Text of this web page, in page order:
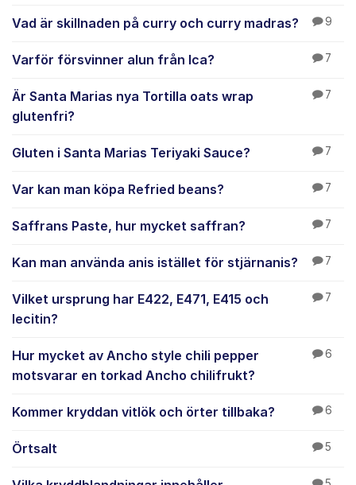
Vad är skillnaden på curry och curry madras? 9
Varför försvinner alun från Ica? 7
Är Santa Marias nya Tortilla oats wrap
glutenfri?
7
Gluten i Santa Marias Teriyaki Sauce? 7
Var kan man köpa Refried beans? 7
Saffrans Paste, hur mycket saffran? 7
Kan man använda anis istället för stjärnanis? 7
Vilket ursprung har E422, E471, E415 och
lecitin?
7
Hur mycket av Ancho style chili pepper
motsvarar en torkad Ancho chilifrukt?
6
Kommer kryddan vitlök och örter tillbaka? 6
Örtsalt 5